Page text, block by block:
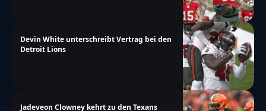
Devin White unterschreibt Vertrag bei den
Detroit Lions
Jadeveon Clowney kehrt zu den Texans